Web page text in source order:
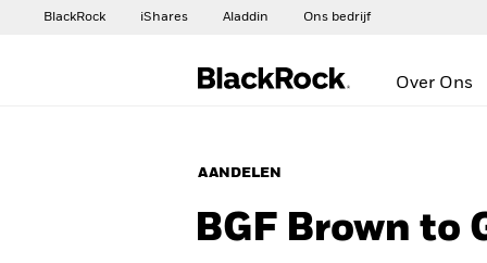
BlackRock iShares Aladdin Ons bedrijf
Over Ons
AANDELEN
BGF Brown to